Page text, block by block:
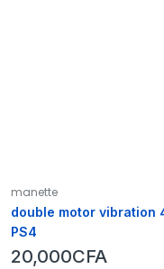
manette
double motor vibration
PS4
20,000CFA